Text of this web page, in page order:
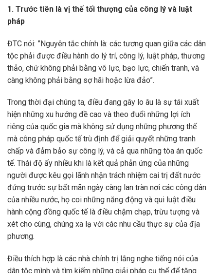
1. Trước tiên là vị thế tối thượng của công lý và luật
pháp
ĐTC nói: ”Nguyên tắc chính là: các tương quan giữa các dân
tộc phải được điều hành do lý trí, công lý, luật pháp, thương
thảo, chứ không phải bằng võ lực, bạo lực, chiến tranh, và
càng không phải bằng sợ hãi hoặc lừa đảo”.
Trong thời đại chúng ta, điều đang gây lo âu là sự tái xuất
hiện những xu hướng đề cao và theo đuổi những lợi ích
riêng của quốc gia mà không sử dụng những phương thế
mà công pháp quốc tế trù định để giải quyết những tranh
chấp và đảm bảo sự công lý, và cả qua những tòa án quốc
tế. Thái độ ấy nhiều khi là kết quả phản ứng của những
người được kêu gọi lãnh nhận trách nhiệm cai trị đất nước
đứng trước sự bất mãn ngày càng lan tràn nơi các công dân
của nhiều nước, họ coi những năng động và qui luật điều
hành cộng đồng quốc tế là điều chậm chạp, trừu tượng và
xét cho cùng, chúng xa lạ với các nhu cầu thực sự của địa
phương.
Điều thích hợp là các nhà chính trị lắng nghe tiếng nói của
dân tộc mình và tìm kiếm những giải pháp cụ thể để tăng